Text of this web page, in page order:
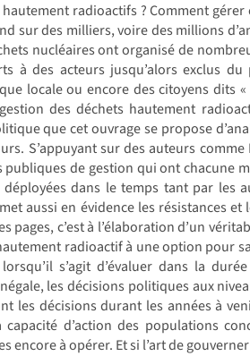
radioactifs ? Comment
sur des milliers, voire des millions
nucléaires ont organisé de
à des acteurs jusqu’alors exclus
locale ou encore des citoyens dits
des déchets hautement
que cet ouvrage se propose
S’appuyant sur des auteurs
de gestion qui ont chacune
dans le temps tant par
aussi en évidence les résistances
pages, c’est à l’élaboration d’un
radioactif à une option pour
s’agit d’évaluer dans la
les décisions politiques aux
les décisions durant les années à
d’action des populations
encore à opérer. Et si l’art de